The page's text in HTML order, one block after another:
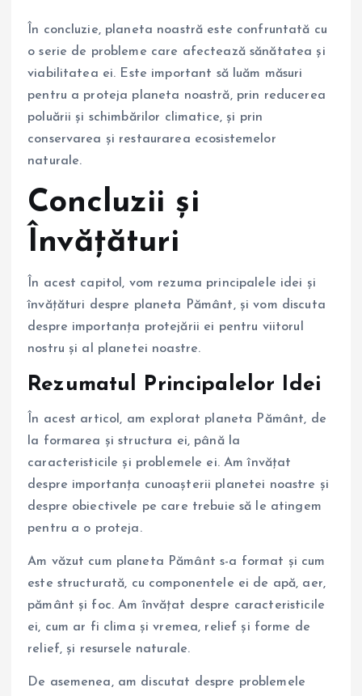
În concluzie, planeta noastră este confruntată cu
o serie de probleme care afectează sănătatea și
viabilitatea ei. Este important să luăm măsuri
pentru a proteja planeta noastră, prin reducerea
poluării și schimbărilor climatice, și prin
conservarea și restaurarea ecosistemelor
naturale.
Concluzii și
Învățături
În acest capitol, vom rezuma principalele idei și
învățături despre planeta Pământ, și vom discuta
despre importanța protejării ei pentru viitorul
nostru și al planetei noastre.
Rezumatul Principalelor Idei
În acest articol, am explorat planeta Pământ, de
la formarea și structura ei, până la
caracteristicile și problemele ei. Am învățat
despre importanța cunoașterii planetei noastre și
despre obiectivele pe care trebuie să le atingem
pentru a o proteja.
Am văzut cum planeta Pământ s-a format și cum
este structurată, cu componentele ei de apă, aer,
pământ și foc. Am învățat despre caracteristicile
ei, cum ar fi clima și vremea, relief și forme de
relief, și resursele naturale.
De asemenea, am discutat despre problemele